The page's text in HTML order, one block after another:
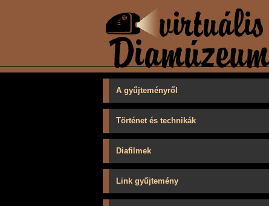
A gyűjteményről
Történet és technikák
Diafilmek
Link gyűjtemény